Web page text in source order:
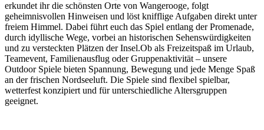
erkundet ihr die schönsten Orte von Wangerooge, folgt
geheimnisvollen Hinweisen und löst knifflige Aufgaben direkt unter
freiem Himmel. Dabei führt euch das Spiel entlang der Promenade,
durch idyllische Wege, vorbei an historischen Sehenswürdigkeiten
und zu versteckten Plätzen der Insel.Ob als Freizeitspaß im Urlaub,
Teamevent, Familienausflug oder Gruppenaktivität – unsere
Outdoor Spiele bieten Spannung, Bewegung und jede Menge Spaß
an der frischen Nordseeluft. Die Spiele sind flexibel spielbar,
wetterfest konzipiert und für unterschiedliche Altersgruppen
geeignet.